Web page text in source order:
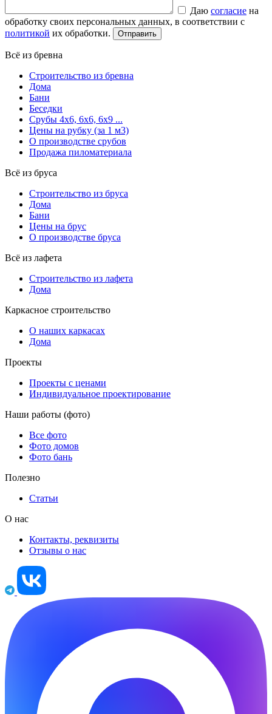
Даю согласие на
обработку своих персональных данных, в соответствии с
политикой их обработки.
Всё из бревна
Строительство из бревна
Дома
Бани
Беседки
Срубы 4х6, 6х6, 6х9 ...
Цены на рубку (за 1 м3)
О производстве срубов
Продажа пиломатериала
Всё из бруса
Строительство из бруса
Дома
Бани
Цены на брус
О производстве бруса
Всё из лафета
Строительство из лафета
Дома
Каркасное строительство
О наших каркасах
Дома
Проекты
Проекты с ценами
Индивидуальное проектирование
Наши работы (фото)
Все фото
Фото домов
Фото бань
Полезно
Статьи
О нас
Контакты, реквизиты
Отзывы о нас